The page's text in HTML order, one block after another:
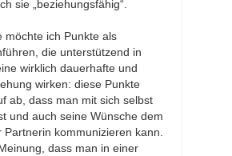
sie „beziehungsfähig“.
möchte ich Punkte als
die unterstützend in
wirklich dauerhafte und
wirken: diese Punkte
ab, dass man mit sich selbst
und auch seine Wünsche dem
Partnerin kommunizieren kann.
dass man in einer